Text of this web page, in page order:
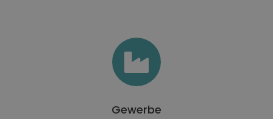
Gewerbe